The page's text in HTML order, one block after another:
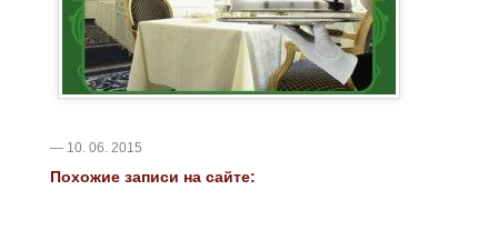
— 10. 06. 2015
Похожие записи на сайте: